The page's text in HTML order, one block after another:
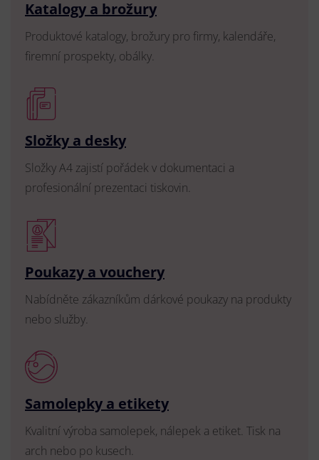
Katalogy a brožury
Produktové katalogy, brožury pro firmy, kalendáře,
firemní prospekty, obálky.
Složky a desky
Složky A4 zajistí pořádek v dokumentaci a
profesionální prezentaci tiskovin.
Poukazy a vouchery
Nabídněte zákazníkům dárkové poukazy na produkty
nebo služby.
Samolepky a etikety
Kvalitní výroba samolepek, nálepek a etiket. Tisk na
arch nebo po kusech.